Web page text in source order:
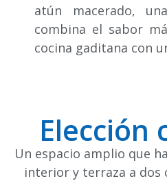
atún macerado,
combina el sabor
cocina gaditana con
Elección
Un espacio amplio que
interior y terraza a dos